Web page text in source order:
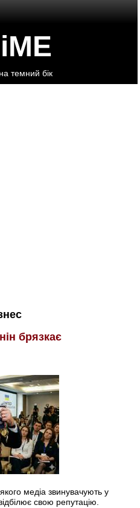
темний бік
брязкає
медіа звинувачують у
свою репутацію.